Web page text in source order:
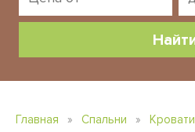
Главная » Спальни » Кровати